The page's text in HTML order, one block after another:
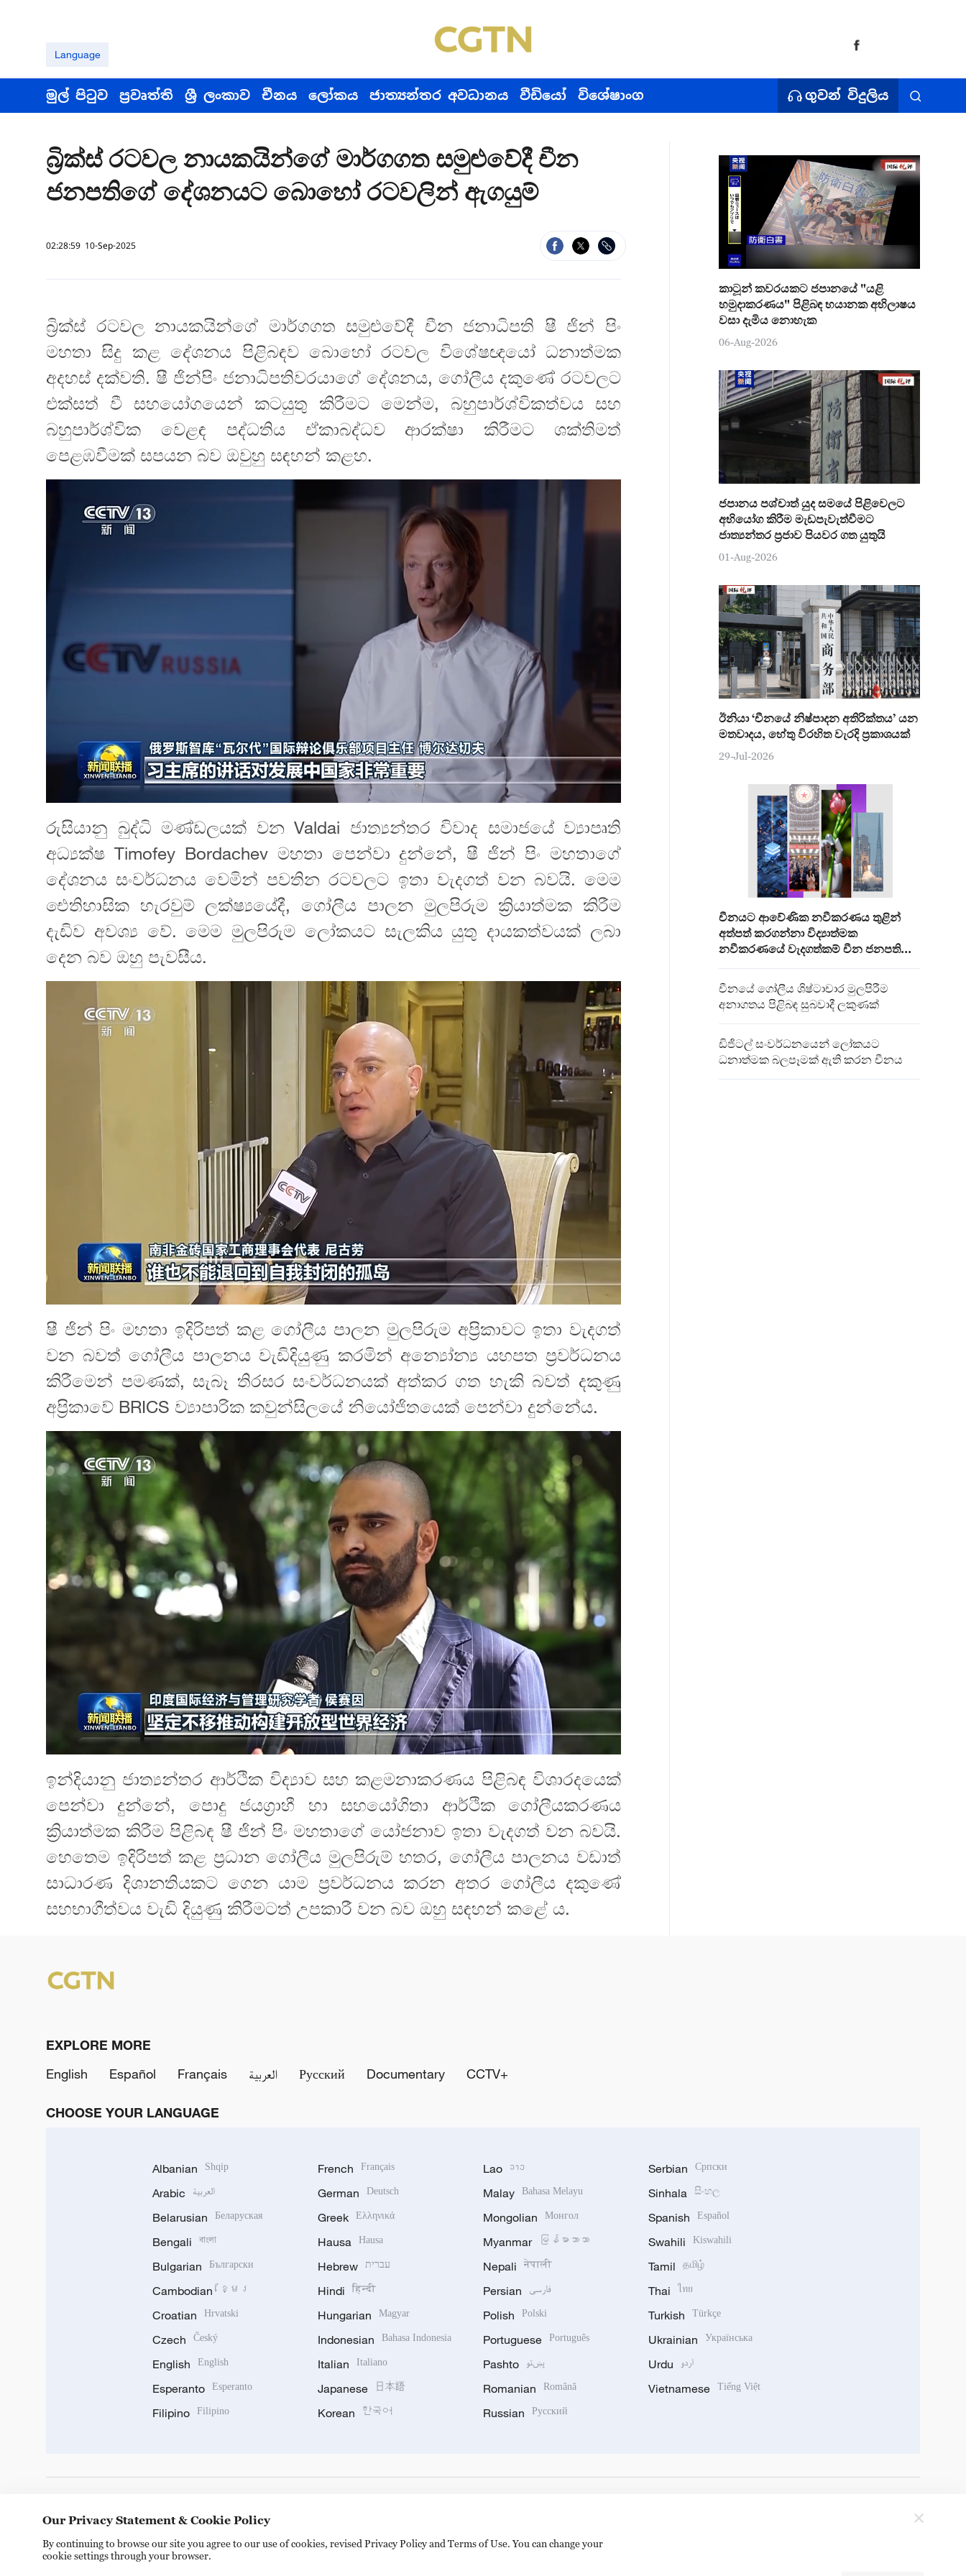
Language
මුල් පිටුව ප්‍රවෘත්ති ශ්‍රී ලංකාව චීනය ලෝකය ජාත්‍යන්තර අවධානය වීඩියෝ විශේෂාංග ගුවන් විදුලිය
බ්‍රික්ස් රටවල නායකයින්ගේ මාර්ගගත සමුළුවේදී චීන
ජනපතිගේ දේශනයට බොහෝ රටවලින් ඇගයුම්
02:28:59 10-Sep-2025
බ්‍රික්ස් රටවල නායකයින්ගේ මාර්ගගත සමුළුවේදී චීන ජනාධිපති ෂී ජින් පිං
මහතා සිදු කළ දේශනය පිළිබඳව බොහෝ රටවල විශේෂඥයෝ ධනාත්මක
අදහස් දක්වති. ෂී ජින්පිං ජනාධිපතිවරයාගේ දේශනය, ගෝලීය දකුණේ රටවලට
එක්සත් වී සහයෝගයෙන් කටයුතු කිරීමට මෙන්ම, බහුපාර්ශ්විකත්වය සහ
බහුපාර්ශ්වික වෙළඳ පද්ධතිය ඒකාබද්ධව ආරක්ෂා කිරීමට ශක්තිමත්
පෙළඹවීමක් සපයන බව ඔවුහු සඳහන් කළහ.
රුසියානු බුද්ධි මණ්ඩලයක් වන Valdai ජාත්‍යන්තර විවාද සමාජයේ ව්‍යාපෘති
අධ්‍යක්ෂ Timofey Bordachev මහතා පෙන්වා දුන්නේ, ෂී ජින් පිං මහතාගේ
දේශනය සංවර්ධනය වෙමින් පවතින රටවලට ඉතා වැදගත් වන බවයි. මෙම
ඓතිහාසික හැරවුම් ලක්ෂ්‍යයේදී, ගෝලීය පාලන මුලපිරුම ක්‍රියාත්මක කිරීම
දැඩිව අවශ්‍ය වේ. මෙම මුලපිරුම ලෝකයට සැලකිය යුතු දායකත්වයක් ලබා
දෙන බව ඔහු පැවසීය.
ෂී ජින් පිං මහතා ඉදිරිපත් කළ ගෝලීය පාලන මුලපිරුම අප්‍රිකාවට ඉතා වැදගත්
වන බවත් ගෝලීය පාලනය වැඩිදියුණු කරමින් අන්‍යෝන්‍ය යහපත ප්‍රවර්ධනය
කිරීමෙන් පමණක්, සැබෑ තිරසර සංවර්ධනයක් අත්කර ගත හැකි බවත් දකුණු
අප්‍රිකාවේ BRICS ව්‍යාපාරික කවුන්සිලයේ නියෝජිතයෙක් පෙන්වා දුන්නේය.
ඉන්දියානු ජාත්‍යන්තර ආර්ථික විද්‍යාව සහ කළමනාකරණය පිළිබඳ විශාරදයෙක්
පෙන්වා දුන්නේ, පොදු ජයග්‍රාහී හා සහයෝගිතා ආර්ථික ගෝලීයකරණය
ක්‍රියාත්මක කිරීම පිළිබඳ ෂී ජින් පිං මහතාගේ යෝජනාව ඉතා වැදගත් වන බවයි.
හෙතෙම ඉදිරිපත් කළ ප්‍රධාන ගෝලීය මුලපිරුම් හතර, ගෝලීය පාලනය වඩාත්
සාධාරණ දිශානතියකට ගෙන යාම ප්‍රවර්ධනය කරන අතර ගෝලීය දකුණේ
සහභාගීත්වය වැඩි දියුණු කිරීමටත් උපකාරී වන බව ඔහු සඳහන් කළේ ය.
කාටූන් කවරයකට ජපානයේ "යළි
හමුදාකරණය" පිළිබඳ භයානක අභිලාෂය
වසා දැමිය නොහැක
06-Aug-2026
ජපානය පශ්චාත් යුද සමයේ පිළිවෙලට
අභියෝග කිරීම මැඩපැවැත්වීමට
ජාත්‍යන්තර ප්‍රජාව පියවර ගත යුතුයි
01-Aug-2026
ඊනියා ‘චීනයේ නිෂ්පාදන අතිරික්තය’ යන
මතවාදය, හේතු විරහිත වැරදි ප්‍රකාශයක්
29-Jul-2026
චීනයට ආවේණික නවීකරණය තුළින්
අත්පත් කරගන්නා විද්‍යාත්මක
නවීකරණයේ වැදගත්කම් චීන ජනපති
චීනයේ ගෝලීය ශිෂ්ටාචාර මුලපිරීම
අනාගතය පිළිබඳ සුබවාදී ලකුණක්
ඩිජිටල් සංවර්ධනයෙන් ලෝකයට
ධනාත්මක බලපෑමක් ඇති කරන චීනය
EXPLORE MORE
English
Español Français العربية Русский Documentary CCTV+
CHOOSE YOUR LANGUAGE
Albanian Shqip
Arabic العربية
Belarusian Беларуская
Bengali বাংলা
Bulgarian Български
Cambodian ខ្មែរ
Croatian Hrvatski
Czech Český
English English
Esperanto Esperanto
Filipino Filipino
French Français
German Deutsch
Greek Ελληνικά
Hausa Hausa
Hebrew עברית
Hindi हिन्दी
Hungarian Magyar
Indonesian Bahasa Indonesia
Italian Italiano
Japanese 日本語
Korean 한국어
Lao ລາວ
Malay Bahasa Melayu
Mongolian Монгол
Myanmar မြန်မာဘာသာ
Nepali नेपाली
Persian فارسی
Polish Polski
Portuguese Português
Pashto پښتو
Romanian Română
Russian Русский
Serbian Српски
Sinhala සිංහල
Spanish Español
Swahili Kiswahili
Tamil தமிழ்
Thai ไทย
Turkish Türkçe
Ukrainian Українська
Urdu اردو
Vietnamese Tiếng Việt
Our Privacy Statement & Cookie Policy
By continuing to browse our site you agree to our use of cookies, revised Privacy Policy and Terms of Use. You can change your
cookie settings through your browser.